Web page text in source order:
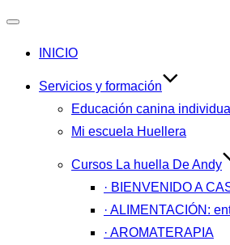
navegación
INICIO
Servicios y formación
Educación canina individual
Mi escuela Huellera
Cursos La huella De Andy
· BIENVENIDO A
· ALIMENTACIÓN:
· AROMATERAPIA